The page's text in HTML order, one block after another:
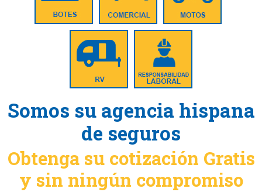
Somos su agencia hispana
de seguros
Obtenga su cotización Gratis
y sin ningún compromiso